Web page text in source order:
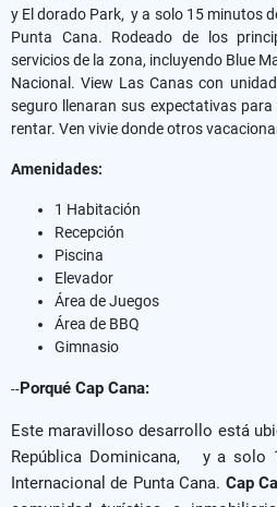
y El dorado Park, y a solo 15 minutos
Punta Cana. Rodeado de los
servicios de la zona, incluyendo Blue
Nacional. View Las Canas con
seguro llenaran sus expectativas
rentar. Ven vivie donde otros
Amenidades:
1 Habitación
Recepción
Piscina
Elevador
Área de Juegos
Área de BBQ
Gimnasio
--Porqué Cap Cana:
Este maravilloso desarrollo está
República Dominicana, y a solo
Internacional de Punta Cana. Cap